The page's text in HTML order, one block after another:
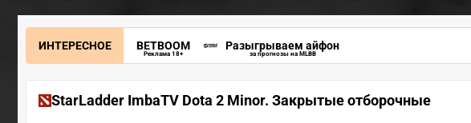
ИНТЕРЕСНОЕ BETBOOM
Реклама 18+
Разыгрываем айфон
за прогнозы на MLBB
StarLadder ImbaTV Dota 2 Minor. Закрытые отборочные